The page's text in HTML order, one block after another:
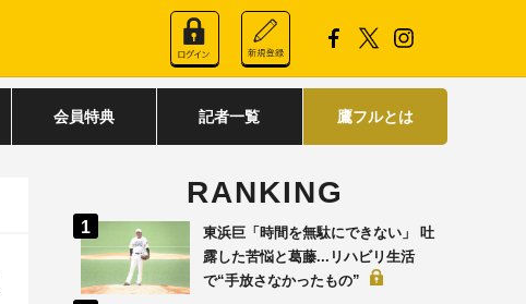
会員特典 記者一覧 鷹フルとは
RANKING
東浜巨「時間を無駄にできない」 吐
露した苦悩と葛藤...リハビリ生活
で“手放さなかったもの”